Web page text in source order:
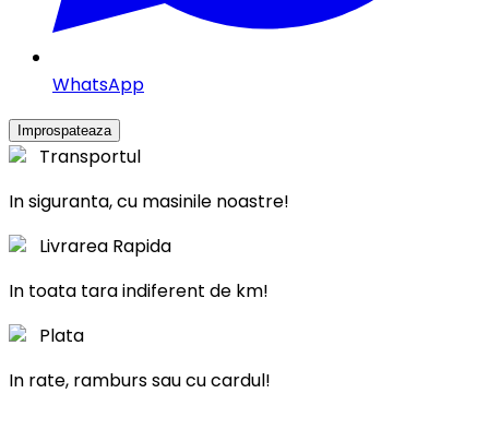
WhatsApp
Transportul
In siguranta, cu masinile noastre!
Livrarea Rapida
In toata tara indiferent de km!
Plata
In rate, ramburs sau cu cardul!